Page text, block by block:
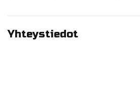
Yhteystiedot